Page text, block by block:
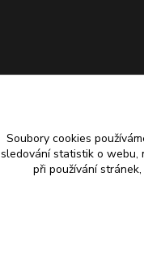
Soubory cookies
sledování statistik o webu,
při používání